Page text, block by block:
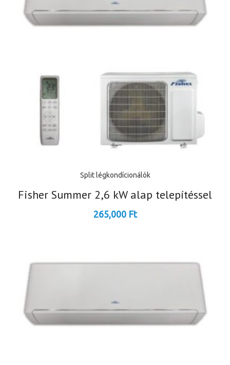
Split légkondícionálók
Fisher Summer 2,6 kW alap telepítéssel
265,000 Ft